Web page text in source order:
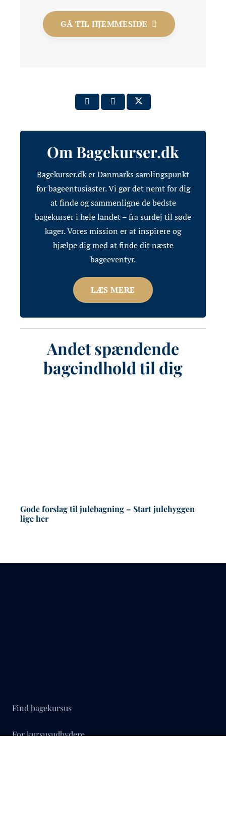
GÅ TIL HJEMMESIDE
Om Bagekurser.dk
Bagekurser.dk er Danmarks samlingspunkt
for bageentusiaster. Vi gør det nemt for dig
at finde og sammenligne de bedste
bagekurser i hele landet – fra surdej til søde
kager. Vores mission er at inspirere og
hjælpe dig med at finde dit næste
bageeventyr.
LÆS MERE
Andet spændende
bageindhold til dig
Gode forslag til julebagning – Start julehyggen
lige her
Find bagekursus
For kursusudbydere